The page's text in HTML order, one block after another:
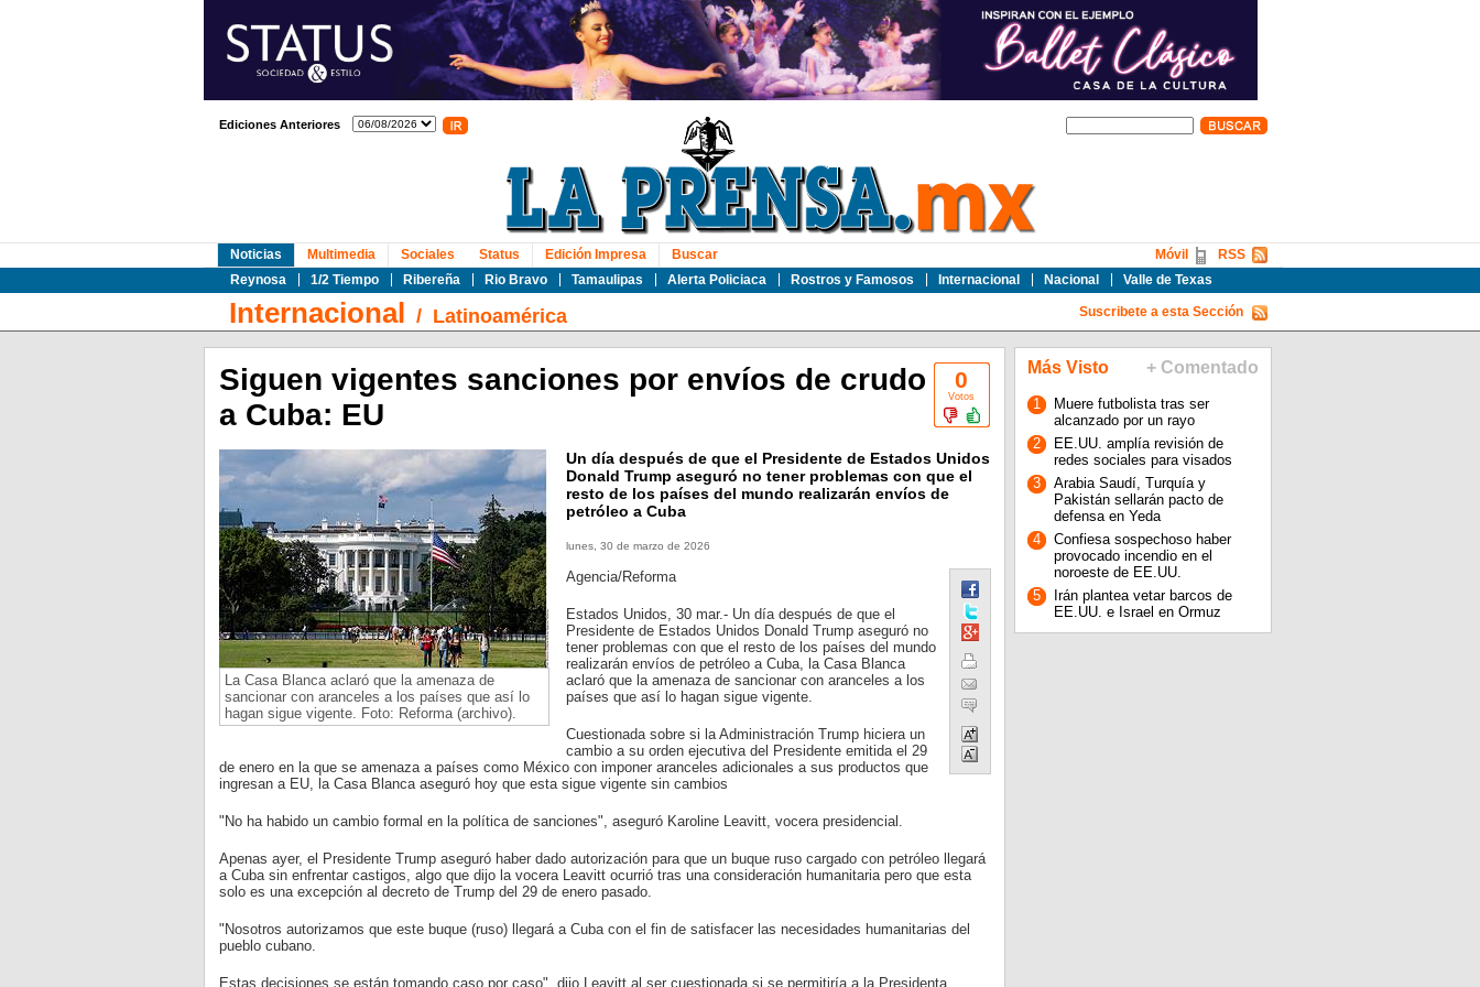
Ediciones Anteriores
Noticias
Reynosa
1/2 Tiempo Ribereña Rio Bravo Tamaulipas Alerta Policiaca Rostros y Famosos Internacional Nacional Valle de Texas
Multimedia Sociales Status Edición Impresa Buscar RSS
Móvil
Internacional / Latinoamérica Suscribete a esta Sección
0
Votos
Siguen vigentes sanciones por envíos de crudo
a Cuba: EU
La Casa Blanca aclaró que la amenaza de
sancionar con aranceles a los países que así lo
hagan sigue vigente. Foto: Reforma (archivo).
Un día después de que el Presidente de Estados Unidos
Donald Trump aseguró no tener problemas con que el
resto de los países del mundo realizarán envíos de
petróleo a Cuba
lunes, 30 de marzo de 2026
Agencia/Reforma
Estados Unidos, 30 mar.- Un día después de que el
Presidente de Estados Unidos Donald Trump aseguró no
tener problemas con que el resto de los países del mundo
realizarán envíos de petróleo a Cuba, la Casa Blanca
aclaró que la amenaza de sancionar con aranceles a los
países que así lo hagan sigue vigente.
Cuestionada sobre si la Administración Trump hiciera un
cambio a su orden ejecutiva del Presidente emitida el 29
de enero en la que se amenaza a países como México con imponer aranceles adicionales a sus productos que
ingresan a EU, la Casa Blanca aseguró hoy que esta sigue vigente sin cambios
"No ha habido un cambio formal en la política de sanciones", aseguró Karoline Leavitt, vocera presidencial.
Apenas ayer, el Presidente Trump aseguró haber dado autorización para que un buque ruso cargado con petróleo llegará
a Cuba sin enfrentar castigos, algo que dijo la vocera Leavitt ocurrió tras una consideración humanitaria pero que esta
solo es una excepción al decreto de Trump del 29 de enero pasado.
"Nosotros autorizamos que este buque (ruso) llegará a Cuba con el fin de satisfacer las necesidades humanitarias del
pueblo cubano.
Estas decisiones se están tomando caso por caso", dijo Leavitt al ser cuestionada si se permitiría a la Presidenta
Más Visto + Comentado
1
Muere futbolista tras ser
alcanzado por un rayo
2
EE.UU. amplía revisión de
redes sociales para visados
3
Arabia Saudí, Turquía y
Pakistán sellarán pacto de
defensa en Yeda
4
Confiesa sospechoso haber
provocado incendio en el
noroeste de EE.UU.
5
Irán plantea vetar barcos de
EE.UU. e Israel en Ormuz